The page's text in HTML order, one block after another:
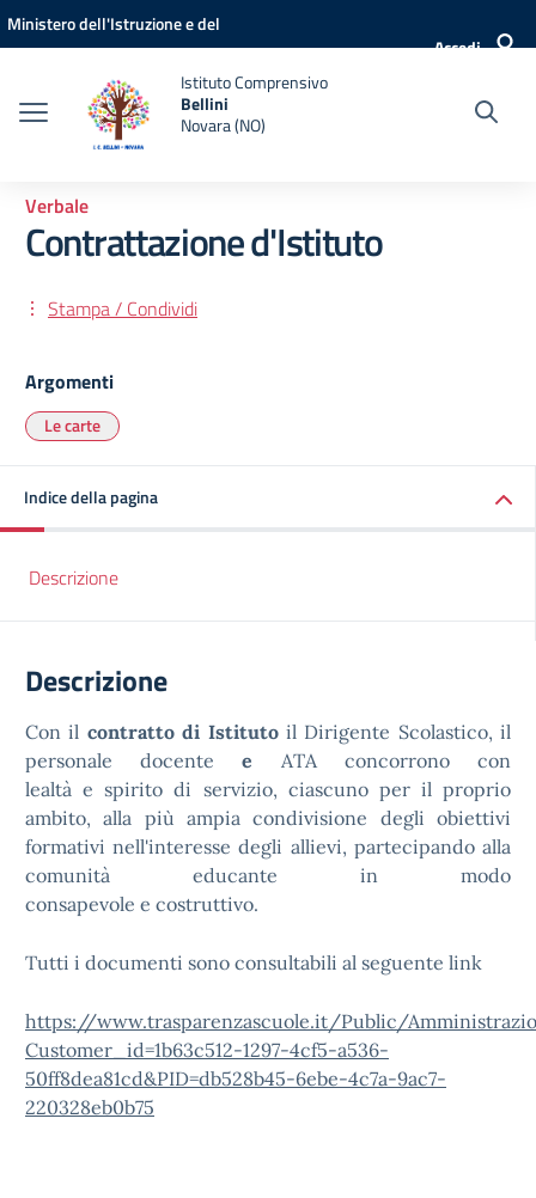
Vai ai contenuti
Vai al menu di navigazione
Vai al footer
Ministero dell'Istruzione e del
Accedi
Istituto Comprensivo
Bellini
Novara (NO)
Verbale
Contrattazione d'Istituto
Stampa / Condividi
Argomenti
Le carte
Indice della pagina
Descrizione
Descrizione
Con il contratto di Istitutoil Dirigente Scolastico, il
personale docentee ATA concorrono con
lealtà e spirito di servizio, ciascuno per il proprio
ambito, alla più ampia condivisione degli obiettivi
formativi nell'interesse degli allievi, partecipando alla
comunità educante in modo
consapevole e costruttivo.
Tutti i documenti sono consultabili al seguente link
https://www.trasparenzascuole.it/Public/
Customer_id=1b63c512-1297-4cf5-a536-
50ff8dea81cd&PID=db528b45-6ebe-4c7a-9ac7-
220328eb0b75